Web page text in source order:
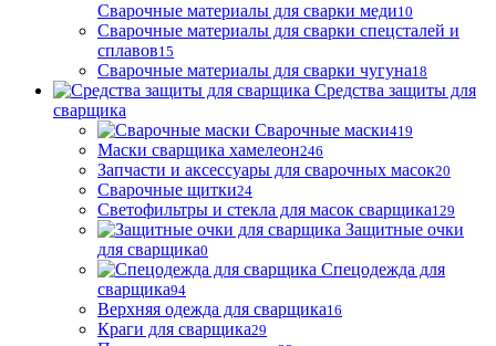
Сварочные материалы для сварки меди10
Сварочные материалы для сварки спецсталей и
сплавов15
Сварочные материалы для сварки чугуна18
Средства защиты для
сварщика
Сварочные маски419
Маски сварщика хамелеон246
Запчасти и аксессуары для сварочных масок20
Сварочные щитки24
Светофильтры и стекла для масок сварщика129
Защитные очки
для сварщика0
Спецодежда для
сварщика94
Верхняя одежда для сварщика16
Краги для сварщика29